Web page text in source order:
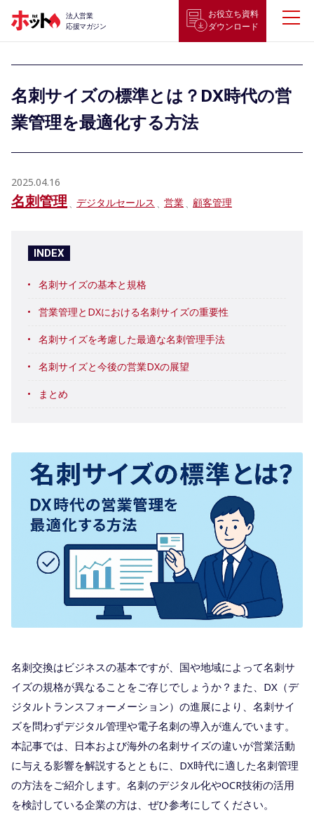
法人営業
応援マガジン
お役立ち資料
ダウンロード
名刺サイズの標準とは？DX時代の営
業管理を最適化する方法
2025.04.16
名刺管理 デジタルセールス 営業 顧客管理
INDEX
名刺サイズの基本と規格
営業管理とDXにおける名刺サイズの重要性
名刺サイズを考慮した最適な名刺管理手法
名刺サイズと今後の営業DXの展望
まとめ
名刺交換はビジネスの基本ですが、国や地域によって名刺サ
イズの規格が異なることをご存じでしょうか？また、DX（デ
ジタルトランスフォーメーション）の進展により、名刺サイ
ズを問わずデジタル管理や電子名刺の導入が進んでいます。
本記事では、日本および海外の名刺サイズの違いが営業活動
に与える影響を解説するとともに、DX時代に適した名刺管理
の方法をご紹介します。名刺のデジタル化やOCR技術の活用
を検討している企業の方は、ぜひ参考にしてください。